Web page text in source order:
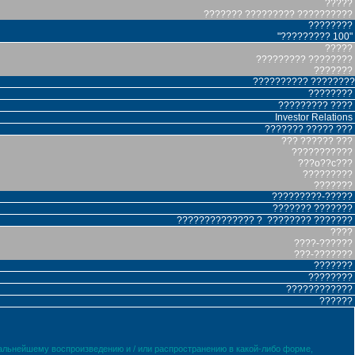
?????
??????? ????????? ??????????
????????
"????????? 100"
?????
????????? ????????
???????
?????????? ????????
????????
????????? ????
Investor Relations
??????? ????? ???
??? ?????? ???
???????????
???o??c???
?????????
???????
?????????-?????
??????? ???????
?????????????? ? ???????? ???????
????
????-??????
???-???????
???????
????????
????????????
??????
воспроизведению и / или распространению в какой-либо форме,